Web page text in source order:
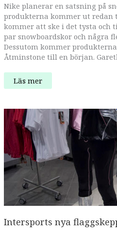
Nike planerar en satsning på
produkterna kommer ut redan
kommer att ske i det tysta och
par snowboardskor och några
Dessutom kommer
Åtminstone till en början.
Nike
planerar
på
snowboard
Läs mer
Intersports nya